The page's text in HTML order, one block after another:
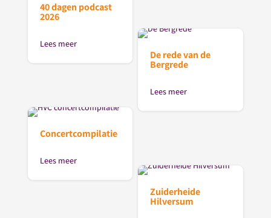
40 dagen podcast
2026
Lees meer
De rede van de
Bergrede
Lees meer
Concertcompilatie
Lees meer
Zuiderheide
Hilversum